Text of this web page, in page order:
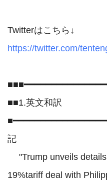
https://twitter.com/
■■1.英文和訳
記
19%tariff deal with